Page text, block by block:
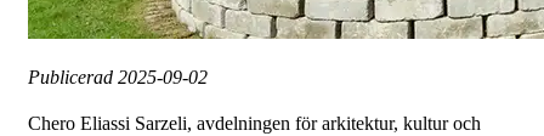
Publicerad 2025-09-02
Chero Eliassi Sarzeli, avdelningen för arkitektur, kultur och